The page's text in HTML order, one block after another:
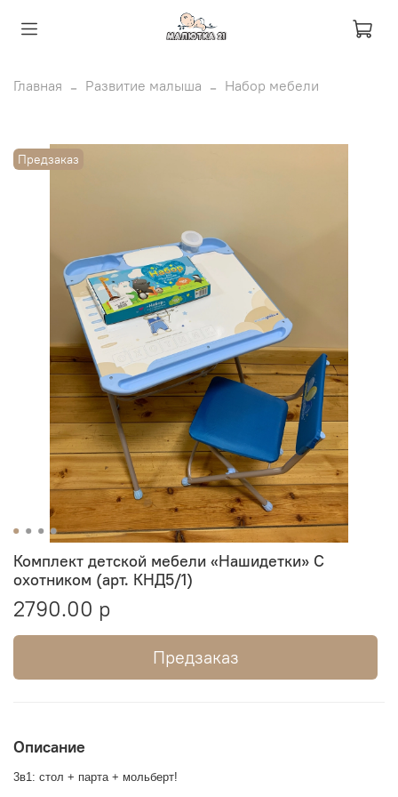
Главная Развитие малыша Набор мебели
Предзаказ
Комплект детской мебели «Нашидетки» С
охотником (арт. КНД5/1)
2790.00 р
Предзаказ
Описание
3в1: стол + парта + мольберт!